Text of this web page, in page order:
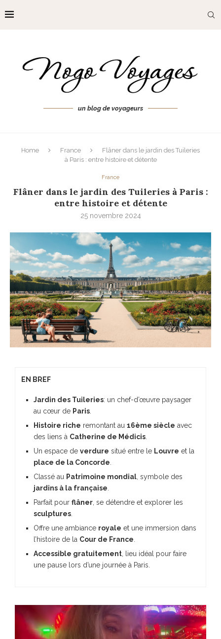
un blog de voyageurs
Home France
Flâner dans le jardin des Tuileries
à Paris : entre histoire et détente
France
Flâner dans le jardin des Tuileries à Paris :
entre histoire et détente
25 novembre 2024
EN BREF
Jardin des Tuileries: un chef-d’œuvre paysager
au cœur de Paris
Histoire riche remontant au 16ème siècle avec
des liens à Catherine de Médicis
Un espace de verdure situé entre le Louvre et la
place de la Concorde
Classé au Patrimoine mondial , symbole des
jardins à la française
Parfait pour flâner , se détendre et explorer les
sculptures
Offre une ambiance royale et une immersion dans
l’histoire de la Cour de France
Accessible gratuitement , lieu idéal pour faire
une pause lors d’une journée à Paris.